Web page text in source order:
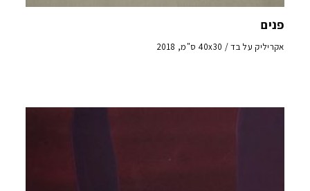
פנים
אקריליק על בד / 40x30 ס"מ, 2018